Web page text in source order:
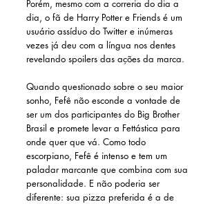
Porém, mesmo com a correria do dia a
dia, o fã de Harry Potter e Friends é um
usuário assíduo do Twitter e inúmeras
vezes já deu com a língua nos dentes
revelando spoilers das ações da marca.
Quando questionado sobre o seu maior
sonho, Fefê não esconde a vontade de
ser um dos participantes do Big Brother
Brasil e promete levar a Fettástica para
onde quer que vá. Como todo
escorpiano, Fefê é intenso e tem um
paladar marcante que combina com sua
personalidade. E não poderia ser
diferente: sua pizza preferida é a de